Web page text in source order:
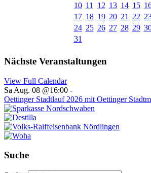
10 11 12 13 14 15
17 18 19 20 21 22
24 25 26 27 28 29
31
Nächste Veranstaltungen
View Full Calendar
Sa Aug. 08 @16:00 -
Oettinger Stadtlauf 2026 mit Oettinger
Suche